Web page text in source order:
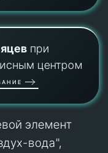
при
центром
элемент
вода",